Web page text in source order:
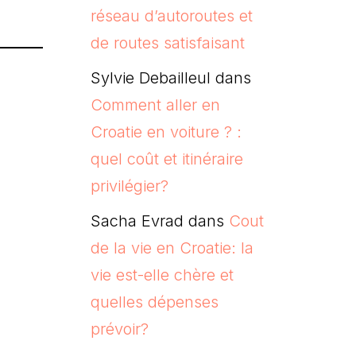
réseau d’autoroutes et
de routes satisfaisant
Sylvie Debailleul dans
Comment aller en
Croatie en voiture ? :
quel coût et itinéraire
privilégier?
Sacha Evrad dans Cout
de la vie en Croatie: la
vie est-elle chère et
quelles dépenses
prévoir?